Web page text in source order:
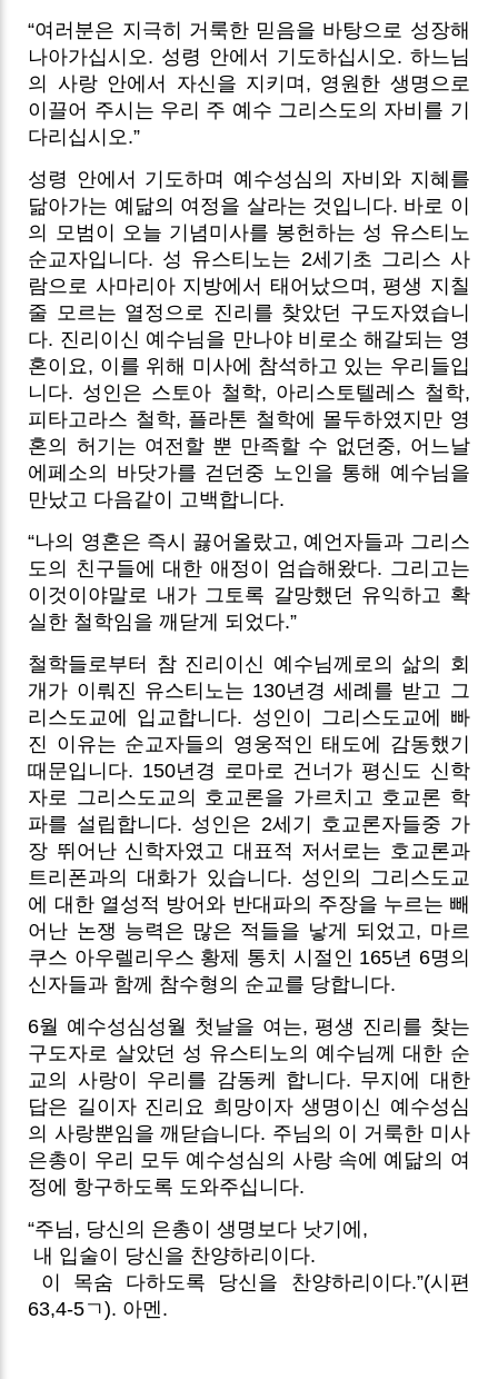
“여러분은 지극히 거룩한 믿음을 바탕으로 성장해
나아가십시오. 성령 안에서 기도하십시오. 하느님
의 사랑 안에서 자신을 지키며, 영원한 생명으로
이끌어 주시는 우리 주 예수 그리스도의 자비를 기
다리십시오.”
성령 안에서 기도하며 예수성심의 자비와 지혜를
닮아가는 예닮의 여정을 살라는 것입니다. 바로 이
의 모범이 오늘 기념미사를 봉헌하는 성 유스티노
순교자입니다. 성 유스티노는 2세기초 그리스 사
람으로 사마리아 지방에서 태어났으며, 평생 지칠
줄 모르는 열정으로 진리를 찾았던 구도자였습니
다. 진리이신 예수님을 만나야 비로소 해갈되는 영
혼이요, 이를 위해 미사에 참석하고 있는 우리들입
니다. 성인은 스토아 철학, 아리스토텔레스 철학,
피타고라스 철학, 플라톤 철학에 몰두하였지만 영
혼의 허기는 여전할 뿐 만족할 수 없던중, 어느날
에페소의 바닷가를 걷던중 노인을 통해 예수님을
만났고 다음같이 고백합니다.
“나의 영혼은 즉시 끓어올랐고, 예언자들과 그리스
도의 친구들에 대한 애정이 엄습해왔다. 그리고는
이것이야말로 내가 그토록 갈망했던 유익하고 확
실한 철학임을 깨닫게 되었다.”
철학들로부터 참 진리이신 예수님께로의 삶의 회
개가 이뤄진 유스티노는 130년경 세례를 받고 그
리스도교에 입교합니다. 성인이 그리스도교에 빠
진 이유는 순교자들의 영웅적인 태도에 감동했기
때문입니다. 150년경 로마로 건너가 평신도 신학
자로 그리스도교의 호교론을 가르치고 호교론 학
파를 설립합니다. 성인은 2세기 호교론자들중 가
장 뛰어난 신학자였고 대표적 저서로는 호교론과
트리폰과의 대화가 있습니다. 성인의 그리스도교
에 대한 열성적 방어와 반대파의 주장을 누르는 빼
어난 논쟁 능력은 많은 적들을 낳게 되었고, 마르
쿠스 아우렐리우스 황제 통치 시절인 165년 6명의
신자들과 함께 참수형의 순교를 당합니다.
6월 예수성심성월 첫날을 여는, 평생 진리를 찾는
구도자로 살았던 성 유스티노의 예수님께 대한 순
교의 사랑이 우리를 감동케 합니다. 무지에 대한
답은 길이자 진리요 희망이자 생명이신 예수성심
의 사랑뿐임을 깨닫습니다. 주님의 이 거룩한 미사
은총이 우리 모두 예수성심의 사랑 속에 예닮의 여
정에 항구하도록 도와주십니다.
“주님, 당신의 은총이 생명보다 낫기에,
내 입술이 당신을 찬양하리이다.
이 목숨 다하도록 당신을 찬양하리이다.”(시편
63,4-5ㄱ). 아멘.